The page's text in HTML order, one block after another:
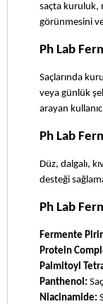
saçta kuruluk,
görünmesini
Ph Lab
Saçlarında
veya günlük
arayan
Ph Lab
Düz, dalgalı,
desteği
Ph Lab
Fermente
Protein
Palmitoyl
Panthenol:
Niacinamide: